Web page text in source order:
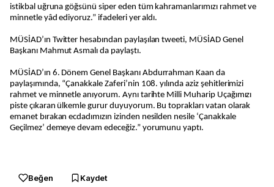
istikbal uğruna göğsünü siper eden tüm kahramanlarımızı rahmet ve
minnetle yâd ediyoruz.” ifadeleri yer aldı.
MÜSİAD’ın Twitter hesabından paylaşılan tweeti, MÜSİAD Genel
Başkanı Mahmut Asmalı da paylaştı.
MÜSİAD’ın 6. Dönem Genel Başkanı Abdurrahman Kaan da
paylaşımında, “Çanakkale Zaferi’nin 108. yılında aziz şehitlerimizi
rahmet ve minnetle anıyorum. Aynı tarihte Milli Muharip Uçağımızı
piste çıkaran ülkemle gurur duyuyorum. Bu toprakları vatan olarak
emanet bırakan ecdadımızın izinden nesilden nesile ‘Çanakkale
Geçilmez’ demeye devam edeceğiz.” yorumunu yaptı.
Beğen Kaydet